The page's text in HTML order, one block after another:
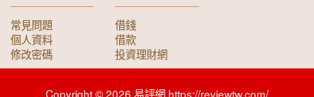
常見問題
個人資料
修改密碼
借錢
借款
投資理財網
Copyright © 2026 易評網 https://reviewtw.com/